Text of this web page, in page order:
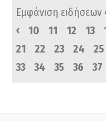
Εμφάνιση ειδήσεων
‹
10 11 12 13
21
22 23 24 25
33
34 35 36 37